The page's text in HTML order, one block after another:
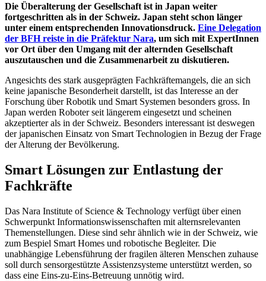
Die Überalterung der Gesellschaft ist in Japan weiter
fortgeschritten als in der Schweiz. Japan steht schon länger
unter einem entsprechenden Innovationsdruck. Eine Delegation
der BFH reiste in die Präfektur Nara, um sich mit ExpertInnen
vor Ort über den Umgang mit der alternden Gesellschaft
auszutauschen und die Zusammenarbeit zu diskutieren.
Angesichts des stark ausgeprägten Fachkräftemangels, die an sich
keine japanische Besonderheit darstellt, ist das Interesse an der
Forschung über Robotik und Smart Systemen besonders gross. In
Japan werden Roboter seit längerem eingesetzt und scheinen
akzeptierter als in der Schweiz. Besonders interessant ist deswegen
der japanischen Einsatz von Smart Technologien in Bezug der Frage
der Alterung der Bevölkerung.
Smart Lösungen zur Entlastung der
Fachkräfte
Das Nara Institute of Science & Technology verfügt über einen
Schwerpunkt Informationswissenschaften mit alternsrelevanten
Themenstellungen. Diese sind sehr ähnlich wie in der Schweiz, wie
zum Bespiel Smart Homes und robotische Begleiter. Die
unabhängige Lebensführung der fragilen älteren Menschen zuhause
soll durch sensorgestützte Assistenzsysteme unterstützt werden, so
dass eine Eins-zu-Eins-Betreuung unnötig wird.